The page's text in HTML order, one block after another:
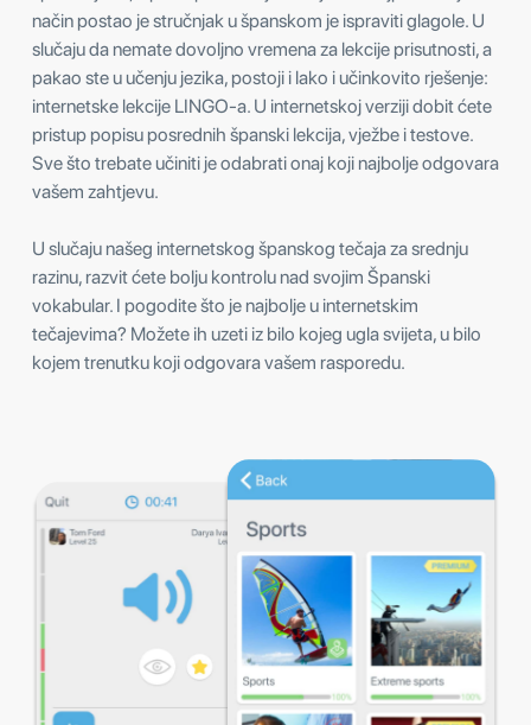
način postao je stručnjak u španskom je ispraviti glagole. U
slučaju da nemate dovoljno vremena za lekcije prisutnosti, a
pakao ste u učenju jezika, postoji i lako i učinkovito rješenje:
internetske lekcije LINGO-a. U internetskoj verziji dobit ćete
pristup popisu posrednih španski lekcija, vježbe i testove.
Sve što trebate učiniti je odabrati onaj koji najbolje odgovara
vašem zahtjevu.
U slučaju našeg internetskog španskog tečaja za srednju
razinu, razvit ćete bolju kontrolu nad svojim Španski
vokabular. I pogodite što je najbolje u internetskim
tečajevima? Možete ih uzeti iz bilo kojeg ugla svijeta, u bilo
kojem trenutku koji odgovara vašem rasporedu.